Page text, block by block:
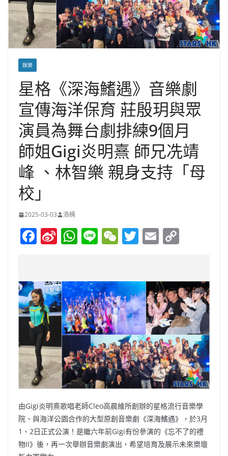
娛樂
星格《深海鰭遇》音樂劇
宣傳海洋保育 莊殷玥與眾
演員為舞台劇排練9個月
師姐Gigi炎明熹 師兄冼靖
峰 、林智樂 親身支持「母
校」
2025-03-03 浩楠
F
e
b
o
o
k
Si
W
ei
b
o
W
s
A
p
p
Li W
h
at
T
er
E
l y
Li
n
k
由Gigi炎明熹歌唱老師Cleo高晨維所創辦的星格流行音樂學
院、與海洋公園合作的大型原創音樂劇《深海鰭遇》，於3月
1、2日正式公演！是繼六年前Gigi有份參演的《忘不了的禮
物II》後，再一次舉辦音樂劇演出，希望培育及展示未來樂壇